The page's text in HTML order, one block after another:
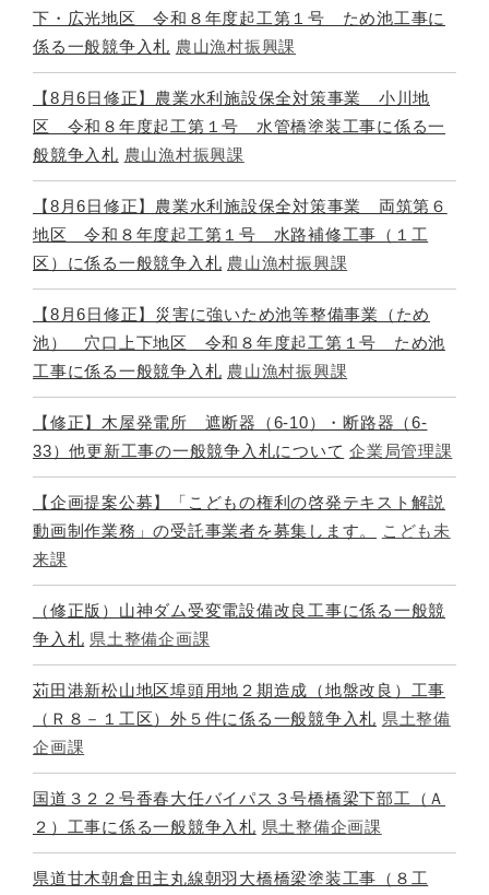
下・広光地区 令和８年度起工第１号 ため池工事に
係る一般競争入札 農山漁村振興課
【8月6日修正】農業水利施設保全対策事業 小川地
区 令和８年度起工第１号 水管橋塗装工事に係る一
般競争入札 農山漁村振興課
【8月6日修正】農業水利施設保全対策事業 両筑第６
地区 令和８年度起工第１号 水路補修工事（１工
区）に係る一般競争入札 農山漁村振興課
【8月6日修正】災害に強いため池等整備事業（ため
池） 穴口上下地区 令和８年度起工第１号 ため池
工事に係る一般競争入札 農山漁村振興課
【修正】木屋発電所 遮断器（6-10）・断路器（6-
33）他更新工事の一般競争入札について 企業局管理課
【企画提案公募】「こどもの権利の啓発テキスト解説
動画制作業務」の受託事業者を募集します。
こども未
来課
（修正版）山神ダム受変電設備改良工事に係る一般競
争入札 県土整備企画課
苅田港新松山地区埠頭用地２期造成（地盤改良）工事
（Ｒ８－１工区）外５件に係る一般競争入札 県土整備
企画課
国道３２２号香春大任バイパス３号橋橋梁下部工（Ａ
２）工事に係る一般競争入札 県土整備企画課
県道甘木朝倉田主丸線朝羽大橋橋梁塗装工事（８工